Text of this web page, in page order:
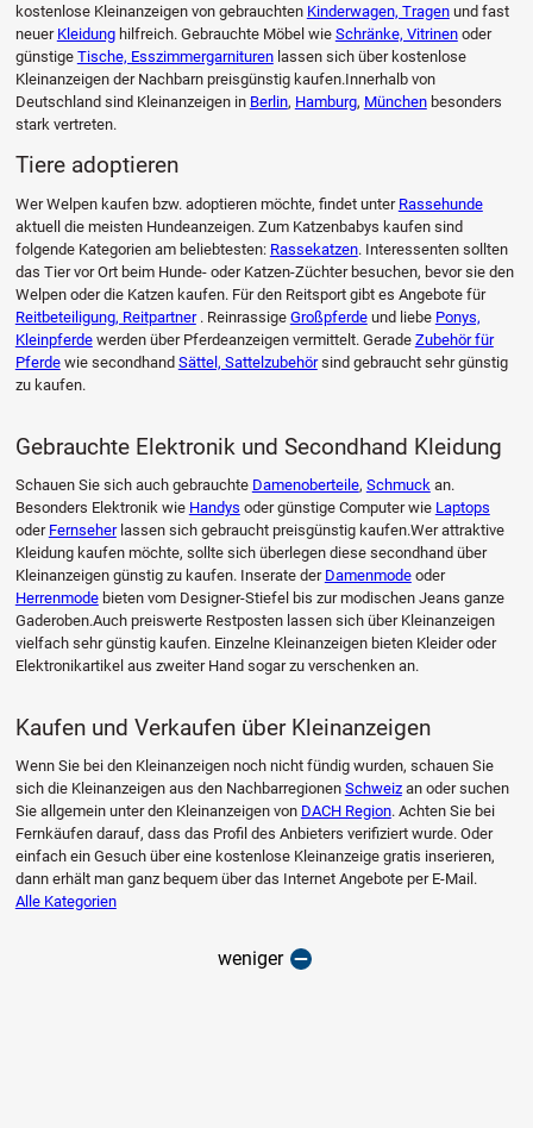
kostenlose Kleinanzeigen von gebrauchten Kinderwagen, Tragenund fast
neuer Kleidunghilfreich. Gebrauchte Möbel wie Schränke, Vitrinenoder
günstige Tische, Esszimmergarniturenlassen sich über kostenlose
Kleinanzeigen der Nachbarn preisgünstig kaufen.Innerhalb von
Deutschland sind Kleinanzeigen in Berlin, Hamburg, Münchenbesonders
stark vertreten.
Tiere adoptieren
Wer Welpen kaufen bzw. adoptieren möchte, findet unter Rassehunde
aktuell die meisten Hundeanzeigen. Zum Katzenbabys kaufen sind
folgende Kategorien am beliebtesten: Rassekatzen. Interessenten sollten
das Tier vor Ort beim Hunde- oder Katzen-Züchter besuchen, bevor sie den
Welpen oder die Katzen kaufen. Für den Reitsport gibt es Angebote für
Reitbeteiligung, Reitpartner. Reinrassige Großpferdeund liebe Ponys,
Kleinpferdewerden über Pferdeanzeigen vermittelt. Gerade Zubehör für
Pferdewie secondhand Sättel, Sattelzubehörsind gebraucht sehr günstig
zu kaufen.
Gebrauchte Elektronik und Secondhand Kleidung
Schauen Sie sich auch gebrauchte Damenoberteile, Schmuckan.
Besonders Elektronik wie Handys oder günstige Computer wie Laptops
oder Fernseherlassen sich gebraucht preisgünstig kaufen.Wer attraktive
Kleidung kaufen möchte, sollte sich überlegen diese secondhand über
Kleinanzeigen günstig zu kaufen. Inserate der Damenmodeoder
Herrenmodebieten vom Designer-Stiefel bis zur modischen Jeans ganze
Gaderoben.Auch preiswerte Restposten lassen sich über Kleinanzeigen
vielfach sehr günstig kaufen. Einzelne Kleinanzeigen bieten Kleider oder
Elektronikartikel aus zweiter Hand sogar zu verschenken an.
Kaufen und Verkaufen über Kleinanzeigen
Wenn Sie bei den Kleinanzeigen noch nicht fündig wurden, schauen Sie
sich die Kleinanzeigen aus den Nachbarregionen Schweizan oder suchen
Sie allgemein unter den Kleinanzeigen von DACH Region. Achten Sie bei
Fernkäufen darauf, dass das Profil des Anbieters verifiziert wurde. Oder
einfach ein Gesuch über eine kostenlose Kleinanzeige gratis inserieren,
dann erhält man ganz bequem über das Internet Angebote per E-Mail.
Alle Kategorien
weniger